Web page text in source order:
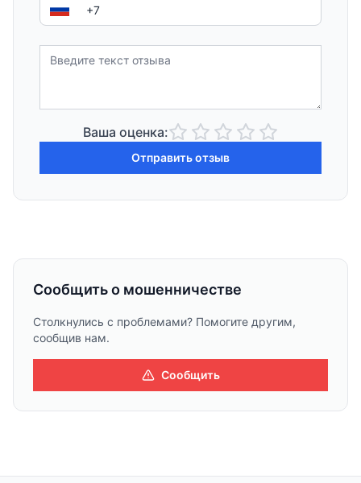
Ваша оценка:
Отправить отзыв
Сообщить о мошенничестве
Столкнулись с проблемами? Помогите другим,
сообщив нам.
Сообщить